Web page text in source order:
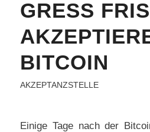
GRESS
BITCOIN
AKZEPTANZSTELLE
Einige Tage nach der